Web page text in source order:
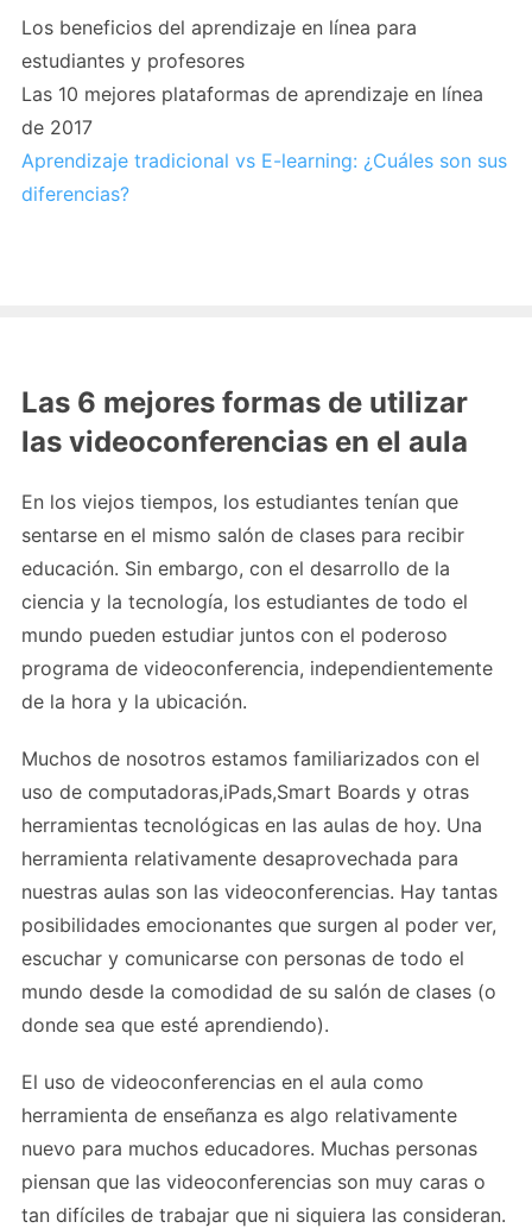
Los beneficios del aprendizaje en línea para
estudiantes y profesores
Las 10 mejores plataformas de aprendizaje en línea
de 2017
Aprendizaje tradicional vs E-learning: ¿Cuáles son sus
diferencias?
Las 6 mejores formas de utilizar
las videoconferencias en el aula
En los viejos tiempos, los estudiantes tenían que
sentarse en el mismo salón de clases para recibir
educación. Sin embargo, con el desarrollo de la
ciencia y la tecnología, los estudiantes de todo el
mundo pueden estudiar juntos con el poderoso
programa de videoconferencia, independientemente
de la hora y la ubicación.
Muchos de nosotros estamos familiarizados con el
uso de computadoras,iPads,Smart Boards y otras
herramientas tecnológicas en las aulas de hoy. Una
herramienta relativamente desaprovechada para
nuestras aulas son las videoconferencias. Hay tantas
posibilidades emocionantes que surgen al poder ver,
escuchar y comunicarse con personas de todo el
mundo desde la comodidad de su salón de clases (o
donde sea que esté aprendiendo).
El uso de videoconferencias en el aula como
herramienta de enseñanza es algo relativamente
nuevo para muchos educadores. Muchas personas
piensan que las videoconferencias son muy caras o
tan difíciles de trabajar que ni siquiera las consideran.